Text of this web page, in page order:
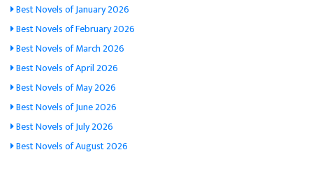
Best Novels of January 2026
Best Novels of February 2026
Best Novels of March 2026
Best Novels of April 2026
Best Novels of May 2026
Best Novels of June 2026
Best Novels of July 2026
Best Novels of August 2026